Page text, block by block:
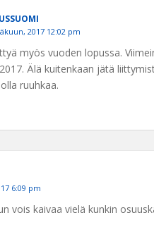
2017 12:02 pm
myös vuoden lopussa.
Älä kuitenkaan jätä
ruuhkaa.
6:09 pm
vois kaivaa vielä kunkin